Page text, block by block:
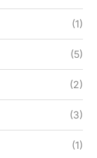
(1)
(5)
(2)
(3)
(1)